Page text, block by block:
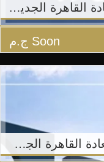
مبني ادارى للبيع في كمبوند سعادة القاهرة الجديدة – هورايزون مصر
Soon ج.م
مكتب ادارى للبيع في كمبوند سعادة القاهرة الجديدة – هورايزون مصر